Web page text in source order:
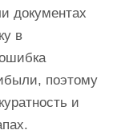
документах
в
поэтому
и